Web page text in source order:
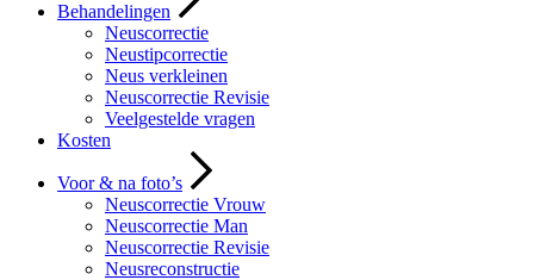
Behandelingen
Neuscorrectie
Neustipcorrectie
Neus verkleinen
Neuscorrectie Revisie
Veelgestelde vragen
Kosten
Voor & na foto’s
Neuscorrectie Vrouw
Neuscorrectie Man
Neuscorrectie Revisie
Neusreconstructie